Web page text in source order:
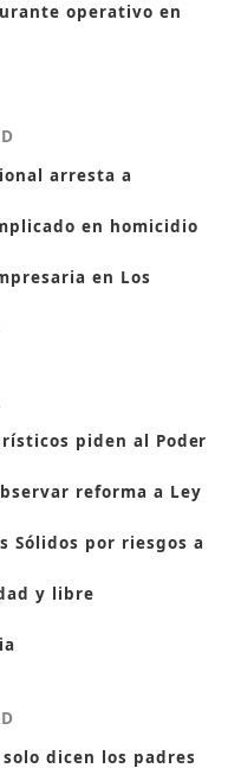
operativo en
arresta a
en homicidio
en Los
piden al Poder
reforma a Ley
Sólidos por riesgos a
y libre
solo dicen los padres